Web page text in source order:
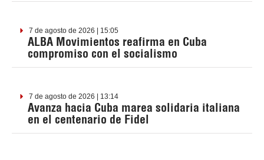
7 de agosto de 2026 | 15:05
ALBA Movimientos reafirma en Cuba
compromiso con el socialismo
7 de agosto de 2026 | 13:14
Avanza hacia Cuba marea solidaria italiana
en el centenario de Fidel